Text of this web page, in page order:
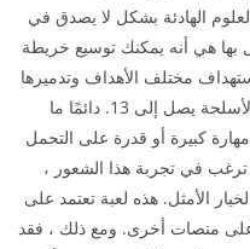
العلوم الهادئة بشكل لا يصدق في
بها هي أنه يمكنك توسيع خريطة
مختلف الأهداف وتدميرها
، والتي ستكون مصحوبة بزيادة في عدد الأسلحة يصل إلى 13. دائمًا ما
كبيرة أو قدرة على التحمل
في تجربة هذا الشعور ،
الأمثل. هذه لعبة تعتمد على
منصات أخرى. ومع ذلك ، فقد